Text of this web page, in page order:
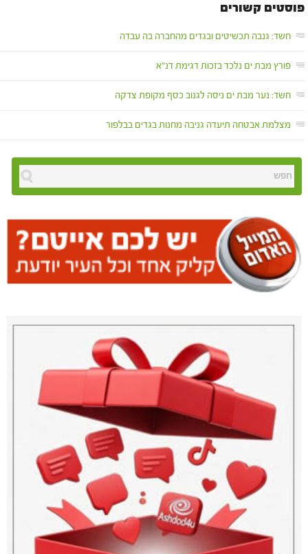
פוסטים קשורים
חשד: גנבה תכשיטים ובגדים מהחברה בה עבדה
פורץ מבת ים נלכד בזכות דגימת דנ"א
חשד: נער מבת ים ניסה לגנוב כסף מקופת צדקה
מצלמת אבטחה תיעדה גניבה מחנות בגדים בבלפור